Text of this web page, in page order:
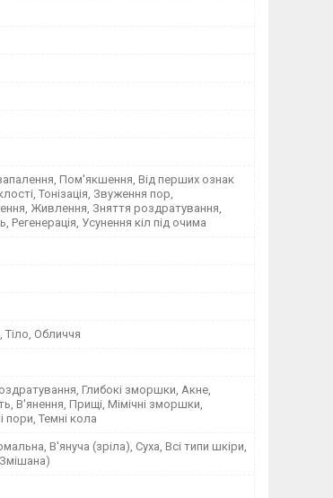
Пом'якшення, Від перших ознак
Тонізація, Звуження пор,
Живлення, Зняття роздратування,
Регенерація, Усунення кіл під очима
Обличчя
Глибокі зморшки, Акне,
В'янення, Прищі, Мімічні зморшки,
пори, Темні кола
В'януча (зріла), Суха, Всі типи шкіри,